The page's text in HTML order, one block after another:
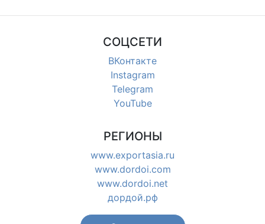
СОЦСЕТИ
ВКонтакте
Instagram
Telegram
YouTube
РЕГИОНЫ
www.exportasia.ru
www.dordoi.com
www.dordoi.net
дордой.рф